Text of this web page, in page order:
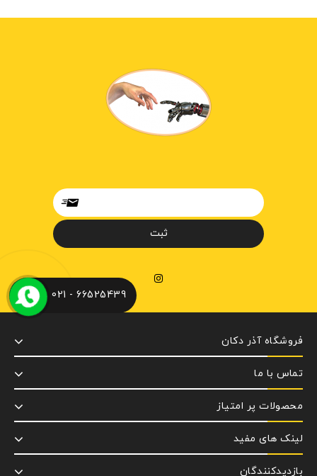
فروشگاه آذر دکان
تماس با ما
محصولات پر امتیاز
لینک های مفید
بازدیدکنندگان
66525439 - 021